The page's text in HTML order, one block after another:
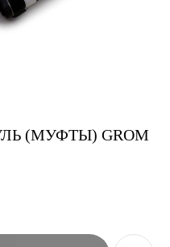
(МУФТЫ) GROM